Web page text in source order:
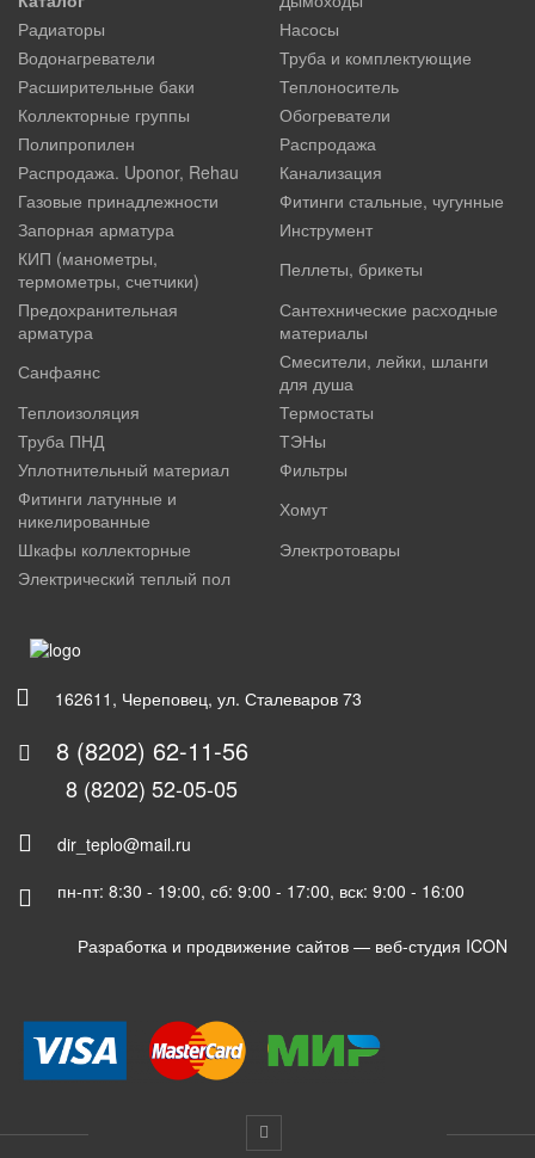
Радиаторы
Насосы
Водонагреватели
Труба и комплектующие
Расширительные баки
Теплоноситель
Коллекторные группы
Обогреватели
Полипропилен
Распродажа
Распродажа. Uponor, Rehau
Канализация
Газовые принадлежности
Фитинги стальные, чугунные
Запорная арматура
Инструмент
КИП (манометры,
термометры, счетчики)
Пеллеты, брикеты
Предохранительная
арматура
Сантехнические расходные
материалы
Санфаянс
Смесители, лейки, шланги
для душа
Теплоизоляция
Термостаты
Труба ПНД
ТЭНы
Уплотнительный материал
Фильтры
Фитинги латунные и
никелированные
Хомут
Шкафы коллекторные
Электротовары
Электрический теплый пол
162611, Череповец, ул. Сталеваров 73
8 (8202) 62-11-56
8 (8202) 52-05-05
dir_teplo@mail.ru
пн-пт: 8:30 - 19:00, сб: 9:00 - 17:00, вск: 9:00 - 16:00
Разработка и продвижение сайтов — веб-студия ICON